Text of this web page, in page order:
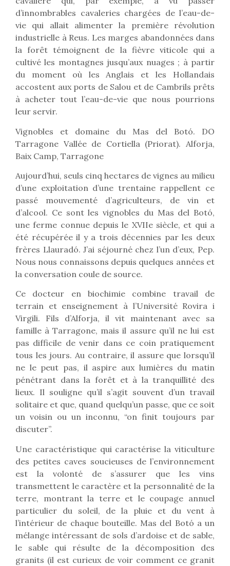
d’innombrables cavaleries chargées de l’eau-de-
vie qui allait alimenter la première révolution
industrielle à Reus. Les marges abandonnées dans
la forêt témoignent de la fièvre viticole qui a
cultivé les montagnes jusqu’aux nuages ​​; à partir
du moment où les Anglais et les Hollandais
accostent aux ports de Salou et de Cambrils prêts
à acheter tout l’eau-de-vie que nous pourrions
leur servir.
Vignobles et domaine du Mas del Botó. DO
Tarragone Vallée de Cortiella (Priorat). Alforja,
Baix Camp, Tarragone
Aujourd’hui, seuls cinq hectares de vignes au milieu
d’une exploitation d’une trentaine rappellent ce
passé mouvementé d’agriculteurs, de vin et
d’alcool. Ce sont les vignobles du Mas del Botó,
une ferme connue depuis le XVIIe siècle, et qui a
été récupérée il y a trois décennies par les deux
frères Llauradó. J’ai séjourné chez l’un d’eux, Pep.
Nous nous connaissons depuis quelques années et
la conversation coule de source.
Ce docteur en biochimie combine travail de
terrain et enseignement à l’Université Rovira i
Virgili. Fils d’Alforja, il vit maintenant avec sa
famille à Tarragone, mais il assure qu’il ne lui est
pas difficile de venir dans ce coin pratiquement
tous les jours. Au contraire, il assure que lorsqu’il
ne le peut pas, il aspire aux lumières du matin
pénétrant dans la forêt et à la tranquillité des
lieux. Il souligne qu’il s’agit souvent d’un travail
solitaire et que, quand quelqu’un passe, que ce soit
un voisin ou un inconnu, “on finit toujours par
discuter”.
Une caractéristique qui caractérise la viticulture
des petites caves soucieuses de l’environnement
est la volonté de s’assurer que les vins
transmettent le caractère et la personnalité de la
terre, montrant la terre et le coupage annuel
particulier du soleil, de la pluie et du vent à
l’intérieur de chaque bouteille. Mas del Botó a un
mélange intéressant de sols d’ardoise et de sable,
le sable qui résulte de la décomposition des
granits (il est curieux de voir comment ce granit